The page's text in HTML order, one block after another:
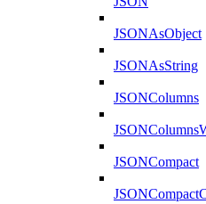
JSONAsObject
JSONAsString
JSONColumns
JSONCompact